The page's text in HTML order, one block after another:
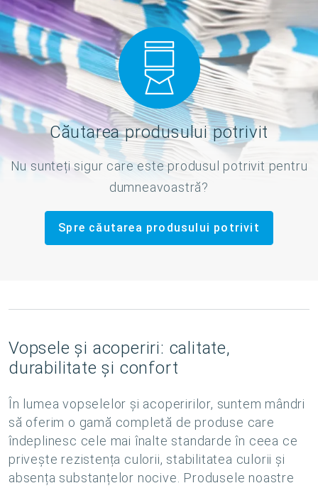
Căutarea produsului potrivit
Nu sunteți sigur care este produsul potrivit pentru
dumneavoastră?
Spre căutarea produsului potrivit
Vopsele și acoperiri: calitate,
durabilitate și confort
În lumea vopselelor și acoperirilor, suntem mândri
să oferim o gamă completă de produse care
îndeplinesc cele mai înalte standarde în ceea ce
privește rezistența culorii, stabilitatea culorii și
absența substanțelor nocive. Produsele noastre